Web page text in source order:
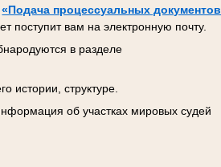
«Подача процессуальных документов
поступит вам на электронную почту.
в разделе
истории, структуре.
об участках мировых судей